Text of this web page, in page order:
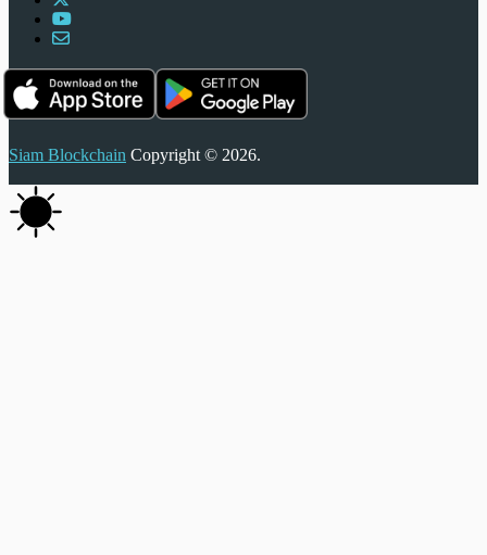
Siam Blockchain Copyright © 2026.